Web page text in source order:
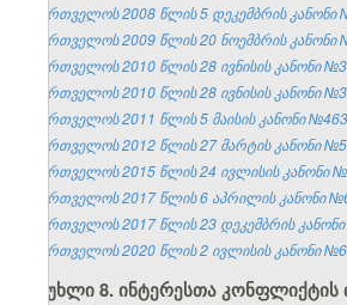
საქართველოს 2008 წლის 5 დეკემბრის კანონი
საქართველოს 2009 წლის 20 ნოემბრის კანონი
საქართველოს 2010 წლის 28 ივნისის კანონი
საქართველოს 2010 წლის 28 ივნისის კანონი
საქართველოს 2011 წლის 5 მაისის კანონი
საქართველოს 2012 წლის 27 მარტის კანონი
საქართველოს 2015 წლის 24 ივლისის კანონი
საქართველოს 2017 წლის 6 აპრილის კანონი
საქართველოს 2017 წლის 23 დეკემბრის
საქართველოს 2020 წლის 2 ივლისის კანონი
მუხლი 8. ინტერესთა